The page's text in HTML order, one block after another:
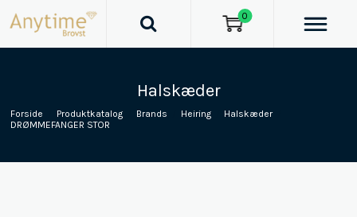
Halskæder
Forside Produktkatalog Brands Heiring Halskæder
DRØMMEFANGER STOR
0